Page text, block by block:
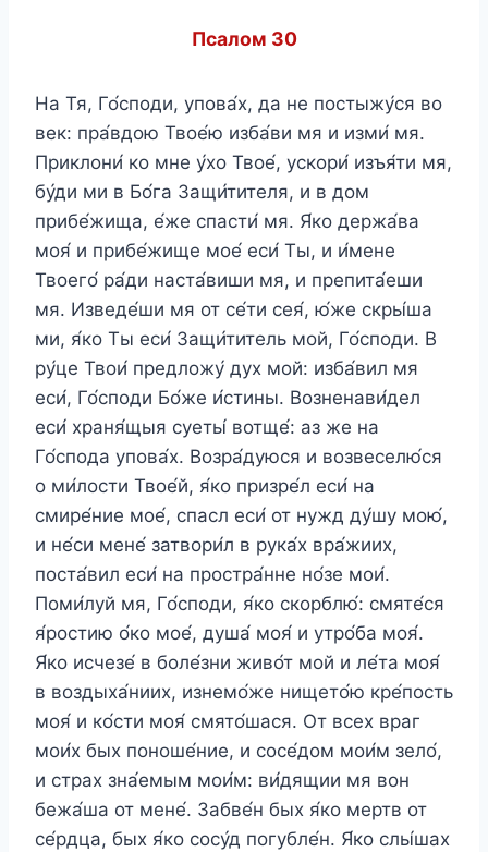
Псалом 30
На Тя, Го́споди, упова́х, да не постыжу́ся во
век: пра́вдою Твое́ю изба́ви мя и изми́ мя.
Приклони́ ко мне у́хо Твое́, ускори́ изъя́ти мя,
бу́ди ми в Бо́га Защи́тителя, и в дом
прибе́жища, е́же спасти́ мя. Я́ко держа́ва
моя́ и прибе́жище мое́ еси́ Ты, и и́мене
Твоего́ ра́ди наста́виши мя, и препита́еши
мя. Изведе́ши мя от се́ти сея́, ю́же скры́ша
ми, я́ко Ты еси́ Защи́титель мой, Го́споди. В
ру́це Твои́ предложу́ дух мой: изба́вил мя
еси́, Го́споди Бо́же и́стины. Возненави́дел
еси́ храня́щыя суеты́ вотще́: аз же на
Го́спода упова́х. Возра́дуюся и возвеселю́ся
о ми́лости Твое́й, я́ко призре́л еси́ на
смире́ние мое́, спасл еси́ от нужд ду́шу мою́,
и не́си мене́ затвори́л в рука́х вра́жиих,
поста́вил еси́ на простра́нне но́зе мои́.
Поми́луй мя, Го́споди, я́ко скорблю́: смяте́ся
я́ростию о́ко мое́, душа́ моя́ и утро́ба моя́.
Я́ко исчезе́ в боле́зни живо́т мой и ле́та моя́
в воздыха́ниих, изнемо́же нището́ю кре́пость
моя́ и ко́сти моя́ смято́шася. От всех враг
мои́х бых поноше́ние, и сосе́дом мои́м зело́,
и страх зна́емым мои́м: ви́дящии мя вон
бежа́ша от мене́. Забве́н бых я́ко мертв от
се́рдца, бых я́ко сосу́д погубле́н. Я́ко слы́шах